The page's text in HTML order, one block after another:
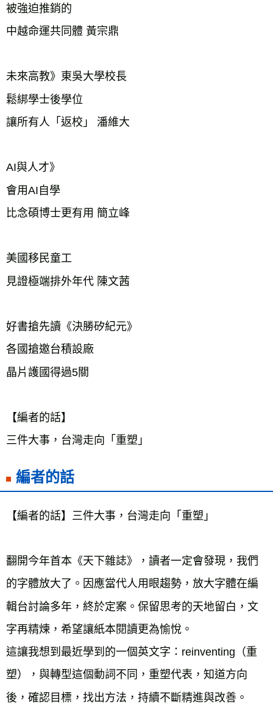
被強迫推銷的
中越命運共同體 黃宗鼎
未來高教》東吳大學校長
鬆綁學士後學位
讓所有人「返校」 潘維大
AI與人才》
會用AI自學
比念碩博士更有用 簡立峰
美國移民童工
見證極端排外年代 陳文茜
好書搶先讀《決勝矽紀元》
各國搶邀台積設廠
晶片護國得過5關
【編者的話】
三件大事，台灣走向「重塑」
編者的話
【編者的話】三件大事，台灣走向「重塑」
翻開今年首本《天下雜誌》，讀者一定會發現，我們
的字體放大了。因應當代人用眼趨勢，放大字體在編
輯台討論多年，終於定案。保留思考的天地留白，文
字再精煉，希望讓紙本閱讀更為愉悅。
這讓我想到最近學到的一個英文字：reinventing（重
塑），與轉型這個動詞不同，重塑代表，知道方向
後，確認目標，找出方法，持續不斷精進與改善。